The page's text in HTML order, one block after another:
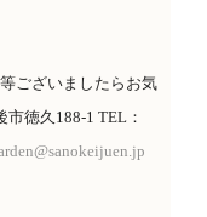
ございましたらお気
徳久188-1 TEL：